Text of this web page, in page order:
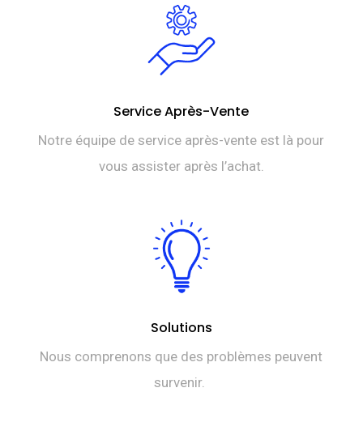
Service Après-Vente
Notre équipe de service après-vente est là pour
vous assister après l’achat.
Solutions
Nous comprenons que des problèmes peuvent
survenir.